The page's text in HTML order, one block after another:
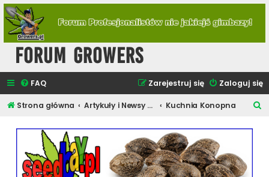
Forum Growers
FAQ Zaloguj się
Zarejestruj się
Strona główna Artykuły i Newsy Konopne Kuchnia Konopna